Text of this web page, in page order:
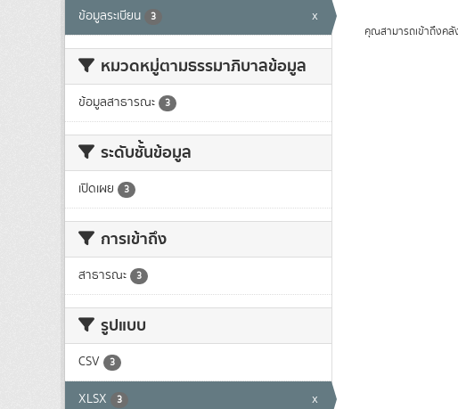
ข้อมูลระเบียน 3 x
หมวดหมู่ตามธรรมาภิบาลข้อมูล
ข้อมูลสาธารณะ 3
ระดับชั้นข้อมูล
เปิดเผย 3
การเข้าถึง
สาธารณะ 3
รูปแบบ
CSV 3
XLSX 3 x
คุณสามารถเข้าถึงคลั